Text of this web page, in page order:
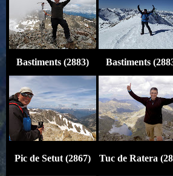
Bastiments (2883) Bastiments
Pic de Setut (2867) Tuc de Ratera